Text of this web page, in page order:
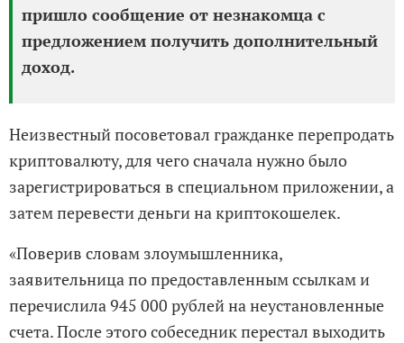
пришло сообщение от незнакомца с
предложением получить дополнительный
доход.
Неизвестный посоветовал гражданке перепродать
криптовалюту, для чего сначала нужно было
зарегистрироваться в специальном приложении, а
затем перевести деньги на криптокошелек.
«Поверив словам злоумышленника,
заявительница по предоставленным ссылкам и
перечислила 945 000 рублей на неустановленные
счета. После этого собеседник перестал выходить